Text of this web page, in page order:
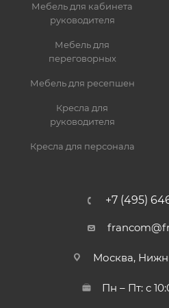
Мебель для кабинета
руководителя
Мебель для
переговорных
Мебель для ресепшен
Кресла для
руководителя
Кресла для персонала
+7 (495)
Москва,
Пн – Пт: с